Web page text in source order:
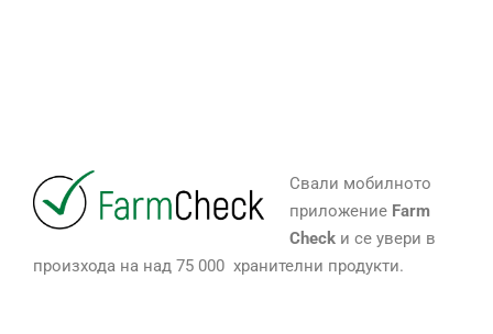
Свали мобилното
приложение Farm
Checkи се увери в
произхода на над 75 000 хранителни продукти.